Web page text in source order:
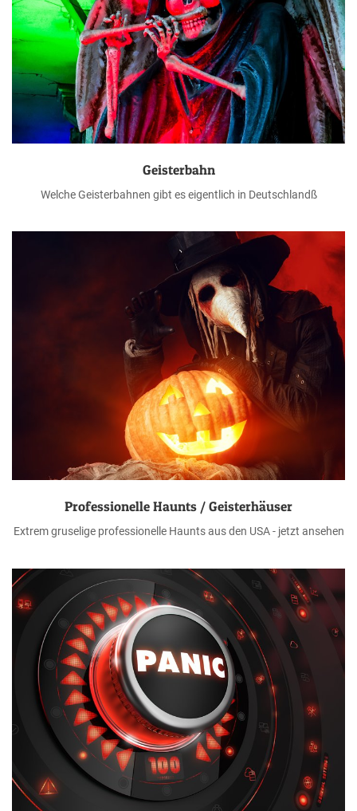
Geisterbahn
Welche Geisterbahnen gibt es eigentlich in Deutschlandß
Professionelle Haunts / Geisterhäuser
Extrem gruselige professionelle Haunts aus den USA - jetzt ansehen